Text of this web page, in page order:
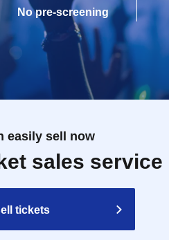
No pre-screening
easily sell now
sales service
tickets